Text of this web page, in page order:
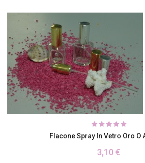
Flacone Spray In Vetro Oro O
3,10 €